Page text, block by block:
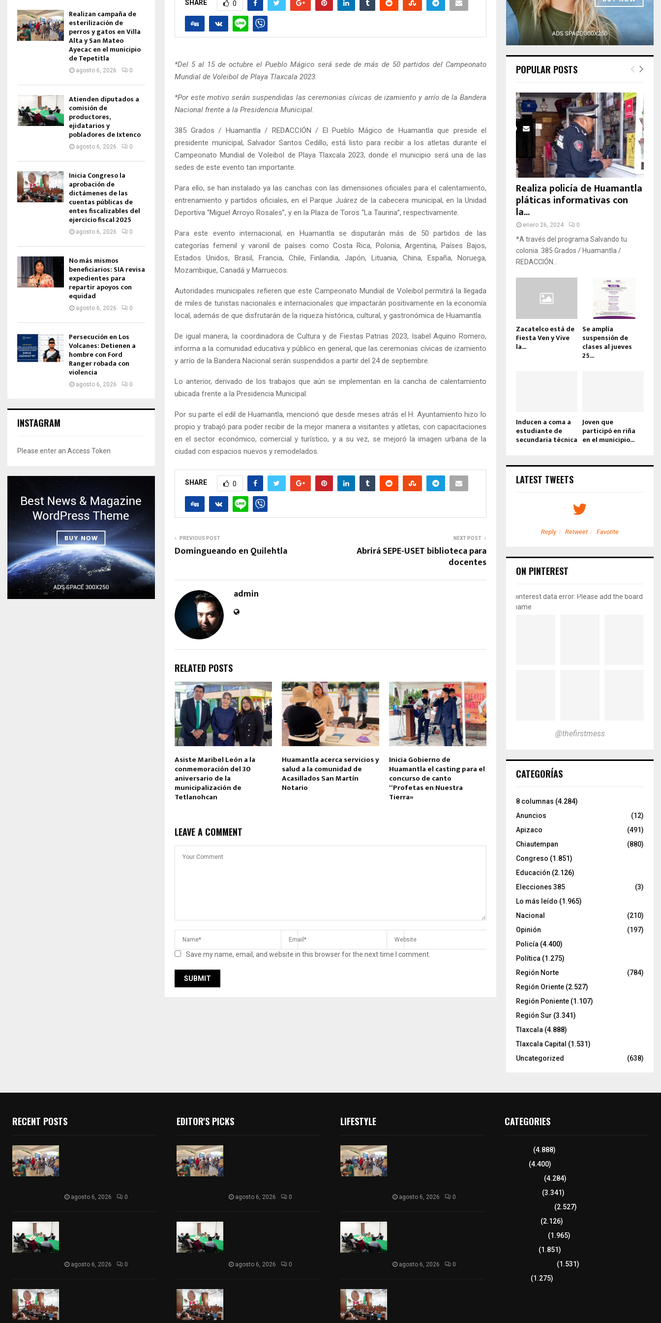
SHARE 0
*Del 5 al 15 de octubre el Pueblo Mágico será sede de más de 50 partidos del Campeonato
Mundial de Voleibol de Playa Tlaxcala 2023.
*Por este motivo serán suspendidas las ceremonias cívicas de izamiento y arrío de la Bandera
Nacional frente a la Presidencia Municipal.
385 Grados / Huamantla / REDACCIÓN / El Pueblo Mágico de Huamantla que preside el
presidente municipal, Salvador Santos Cedillo, está listo para recibir a los atletas durante el
Campeonato Mundial de Voleibol de Playa Tlaxcala 2023, donde el municipio será una de las
sedes de este evento tan importante.
Para ello, se han instalado ya las canchas con las dimensiones oficiales para el calentamiento,
entrenamiento y partidos oficiales, en el Parque Juárez de la cabecera municipal, en la Unidad
Deportiva “Miguel Arroyo Rosales”, y en la Plaza de Toros “La Taurina”, respectivamente.
Para este evento internacional, en Huamantla se disputarán más de 50 partidos de las
categorías femenil y varonil de países como Costa Rica, Polonia, Argentina, Países Bajos,
Estados Unidos, Brasil, Francia, Chile, Finlandia, Japón, Lituania, China, España, Noruega,
Mozambique, Canadá y Marruecos.
Autoridades municipales refieren que este Campeonato Mundial de Voleibol permitirá la llegada
de miles de turistas nacionales e internacionales que impactarán positivamente en la economía
local, además de que disfrutarán de la riqueza histórica, cultural, y gastronómica de Huamantla.
De igual manera, la coordinadora de Cultura y de Fiestas Patrias 2023, Isabel Aquino Romero,
informa a la comunidad educativa y público en general, que las ceremonias cívicas de izamiento
y arrío de la Bandera Nacional serán suspendidos a partir del 24 de septiembre.
Lo anterior, derivado de los trabajos que aún se implementan en la cancha de calentamiento
ubicada frente a la Presidencia Municipal.
Por su parte el edil de Huamantla, mencionó que desde meses atrás el H. Ayuntamiento hizo lo
propio y trabajó para poder recibir de la mejor manera a visitantes y atletas, con capacitaciones
en el sector económico, comercial y turístico, y a su vez, se mejoró la imagen urbana de la
ciudad con espacios nuevos y remodelados.
SHARE 0
PREVIOUS POST
Domingueando en Quilehtla
NEXT POST
Abrirá SEPE-USET biblioteca para
docentes
admin
RELATED POSTS
Asiste Maribel León a la
conmemoración del 30º
aniversario de la
municipalización de
Tetlanohcan
Huamantla acerca servicios y
salud a la comunidad de
Acasillados San Martín
Notario
Inicia Gobierno de
Huamantla el casting para el
concurso de canto
“Profetas en Nuestra
Tierra»
LEAVE A COMMENT
Save my name, email, and website in this browser for the next time I comment.
Realizan campaña de
esterilización de
perros y gatos en Villa
Alta y San Mateo
Ayecac en el municipio
de Tepetitla
agosto 6, 2026 0
Atienden diputados a
comisión de
productores,
ejidatarios y
pobladores de Ixtenco
agosto 6, 2026 0
Inicia Congreso la
aprobación de
dictámenes de las
cuentas públicas de
entes fiscalizables del
ejercicio fiscal 2025
agosto 6, 2026 0
No más mismos
beneficiarios: SIA revisa
expedientes para
repartir apoyos con
equidad
agosto 6, 2026 0
Persecución en Los
Volcanes: Detienen a
hombre con Ford
Ranger robada con
violencia
agosto 6, 2026 0
INSTAGRAM
Please enter an Access Token
POPULAR POSTS
Realiza policía de Huamantla
pláticas informativas con
la...
enero 26, 2024 0
*A través del programa Salvando tu
colonia. 385 Grados / Huamantla /
REDACCIÓN...
Zacatelco está de
Fiesta Ven y Vive
la...
Se amplía
suspensión de
clases al jueves
25...
Inducen a coma a
estudiante de
secundaria técnica
Joven que
participó en riña
en el municipio...
LATEST TWEETS
Reply Retweet Favorite
ON PINTEREST
pinterest data error: Please add the board
name
@thefirstmess
CATEGORÍAS
8 columnas (4.284)
Anuncios
(12)
Apizaco
(491)
Chiautempan
(880)
Congreso (1.851)
Educación (2.126)
Elecciones 385
(3)
Lo más leído (1.965)
Nacional
(210)
Opinión
(197)
Policía (4.400)
Política (1.275)
Región Norte
(784)
Región Oriente (2.527)
Región Poniente (1.107)
Región Sur (3.341)
Tlaxcala (4.888)
Tlaxcala Capital (1.531)
Uncategorized
(638)
RECENT POSTS
agosto 6, 2026 0
agosto 6, 2026 0
EDITOR'S PICKS
agosto 6, 2026 0
agosto 6, 2026 0
LIFESTYLE
agosto 6, 2026 0
agosto 6, 2026 0
CATEGORIES
(4.888)
(4.400)
(4.284)
(3.341)
(2.527)
(2.126)
(1.965)
(1.851)
(1.531)
(1.275)